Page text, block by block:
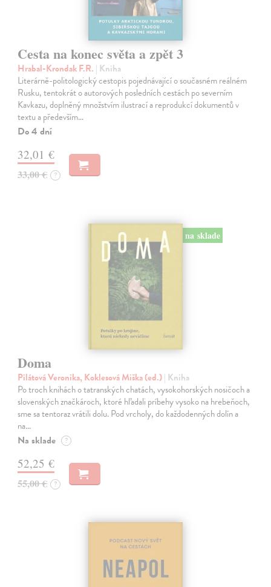
Cesta na konec světa a zpět 3
Hrabal-Krondak F.R. | Kniha
Literárně-politologický cestopis pojednávající o současném reálném
Rusku, tentokrát o autorových posledních cestách po severním
Kavkazu, doplněný množstvím ilustrací a reprodukcí dokumentů v
textu a především…
Do 4 dní
32,01 €
33,00 € ?
na sklade
Doma
Pilátová Veronika, Koklesová Miška (ed.)| Kniha
Po troch knihách o tatranských chatách, vysokohorských nosičoch a
slovenských značkároch, ktoré hľadali príbehy vysoko na hrebeňoch,
sme sa tentoraz vrátili dolu. Pod vrcholy, do každodenných dolín a
na…
Na sklade ?
52,25 €
55,00 € ?